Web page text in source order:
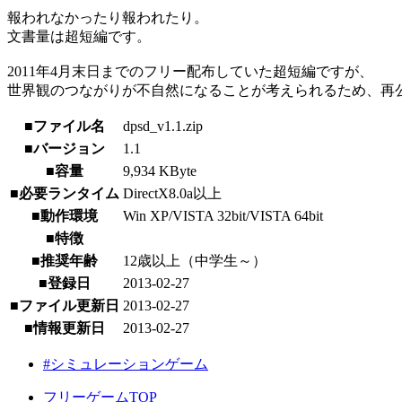
報われなかったり報われたり。
文書量は超短編です。
2011年4月末日までのフリー配布していた超短編ですが、
世界観のつながりが不自然になることが考えられるため、再
■ファイル名
dpsd_v1.1.zip
■バージョン
1.1
■容量
9,934 KByte
■必要ランタイム DirectX8.0a以上
■動作環境
Win XP/VISTA 32bit/VISTA 64bit
■特徴
■推奨年齢
12歳以上（中学生～）
■登録日
2013-02-27
■ファイル更新日 2013-02-27
■情報更新日
2013-02-27
#シミュレーションゲーム
フリーゲームTOP